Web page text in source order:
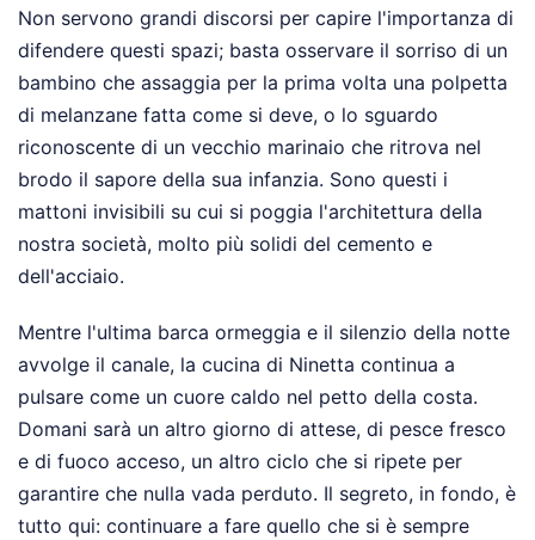
Non servono grandi discorsi per capire l'importanza di
difendere questi spazi; basta osservare il sorriso di un
bambino che assaggia per la prima volta una polpetta
di melanzane fatta come si deve, o lo sguardo
riconoscente di un vecchio marinaio che ritrova nel
brodo il sapore della sua infanzia. Sono questi i
mattoni invisibili su cui si poggia l'architettura della
nostra società, molto più solidi del cemento e
dell'acciaio.
Mentre l'ultima barca ormeggia e il silenzio della notte
avvolge il canale, la cucina di Ninetta continua a
pulsare come un cuore caldo nel petto della costa.
Domani sarà un altro giorno di attese, di pesce fresco
e di fuoco acceso, un altro ciclo che si ripete per
garantire che nulla vada perduto. Il segreto, in fondo, è
tutto qui: continuare a fare quello che si è sempre